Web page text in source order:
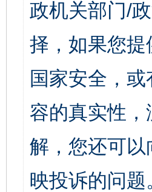
政机关部门/
择，如果您
国家安全，
容的真实性
解，您还可
映投诉的问题